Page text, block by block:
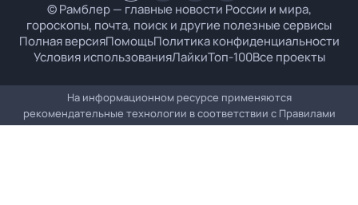
© Рамблер — главные новости России и мира,
гороскопы, почта, поиск и другие полезные сервисы
Полная версияПомощьПолитика конфиденциальности
Условия использованияЛайкиТоп-100Все проекты
На информационном ресурсе применяются
рекомендательные технологии в соответствии с Правилами